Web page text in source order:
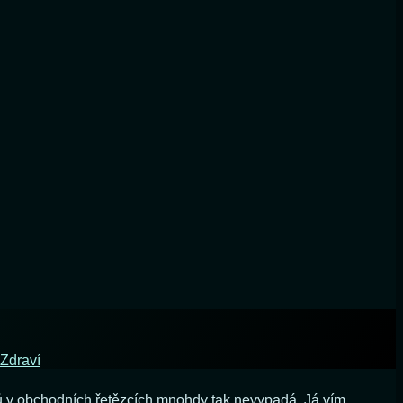
Zdraví
obchodních řetězcích mnohdy tak nevypadá. Já vím.